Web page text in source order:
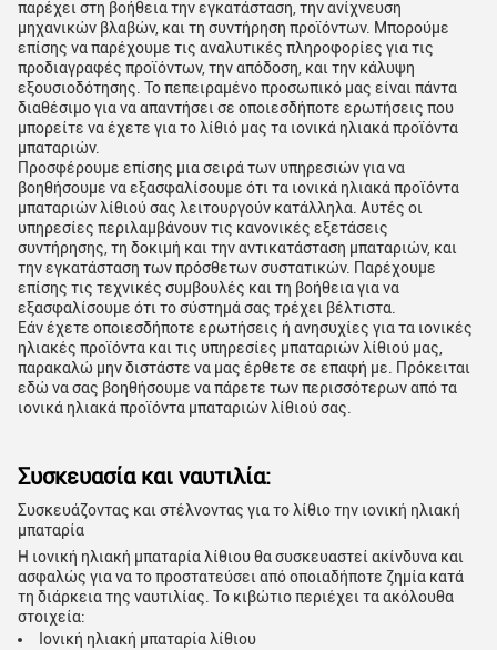
παρέχει στη βοήθεια την εγκατάσταση, την ανίχνευση
μηχανικών βλαβών, και τη συντήρηση προϊόντων. Μπορούμε
επίσης να παρέχουμε τις αναλυτικές πληροφορίες για τις
προδιαγραφές προϊόντων, την απόδοση, και την κάλυψη
εξουσιοδότησης. Το πεπειραμένο προσωπικό μας είναι πάντα
διαθέσιμο για να απαντήσει σε οποιεσδήποτε ερωτήσεις που
μπορείτε να έχετε για το λίθιό μας τα ιονικά ηλιακά προϊόντα
μπαταριών.
Προσφέρουμε επίσης μια σειρά των υπηρεσιών για να
βοηθήσουμε να εξασφαλίσουμε ότι τα ιονικά ηλιακά προϊόντα
μπαταριών λίθιού σας λειτουργούν κατάλληλα. Αυτές οι
υπηρεσίες περιλαμβάνουν τις κανονικές εξετάσεις
συντήρησης, τη δοκιμή και την αντικατάσταση μπαταριών, και
την εγκατάσταση των πρόσθετων συστατικών. Παρέχουμε
επίσης τις τεχνικές συμβουλές και τη βοήθεια για να
εξασφαλίσουμε ότι το σύστημά σας τρέχει βέλτιστα.
Εάν έχετε οποιεσδήποτε ερωτήσεις ή ανησυχίες για τα ιονικές
ηλιακές προϊόντα και τις υπηρεσίες μπαταριών λίθιού μας,
παρακαλώ μην διστάστε να μας έρθετε σε επαφή με. Πρόκειται
εδώ να σας βοηθήσουμε να πάρετε των περισσότερων από τα
ιονικά ηλιακά προϊόντα μπαταριών λίθιού σας.
Συσκευασία και ναυτιλία:
Συσκευάζοντας και στέλνοντας για το λίθιο την ιονική ηλιακή
μπαταρία
Η ιονική ηλιακή μπαταρία λίθιου θα συσκευαστεί ακίνδυνα και
ασφαλώς για να το προστατεύσει από οποιαδήποτε ζημία κατά
τη διάρκεια της ναυτιλίας. Το κιβώτιο περιέχει τα ακόλουθα
στοιχεία:
Ιονική ηλιακή μπαταρία λίθιου